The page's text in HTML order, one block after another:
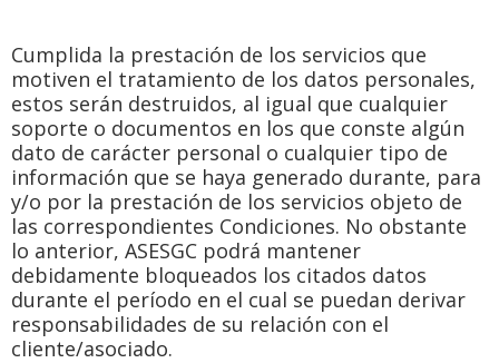
Cumplida la prestación de los servicios que
motiven el tratamiento de los datos personales,
estos serán destruidos, al igual que cualquier
soporte o documentos en los que conste algún
dato de carácter personal o cualquier tipo de
información que se haya generado durante, para
y/o por la prestación de los servicios objeto de
las correspondientes Condiciones. No obstante
lo anterior, ASESGC podrá mantener
debidamente bloqueados los citados datos
durante el período en el cual se puedan derivar
responsabilidades de su relación con el
cliente/asociado.